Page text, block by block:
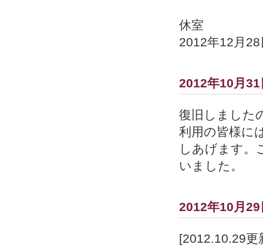
休室
2012年12月
2012年10月
復旧しました
利用の皆様に
しあげます。
いました。
2012年10月
[2012.10.29更